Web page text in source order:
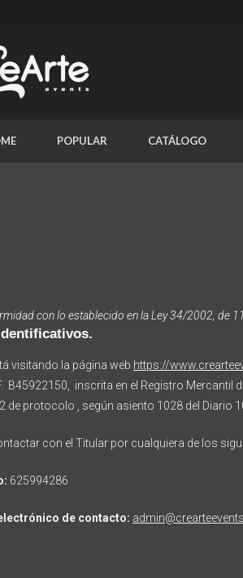
POPULAR CATÁLOGO
con lo establecido en la Ley 34/2002, de
visitando la página web https://
B45922150, inscrita en el Registro Mercantil
de protocolo , según asiento 1028 del Diario
con el Titular por cualquiera de los
625994286
de contacto: